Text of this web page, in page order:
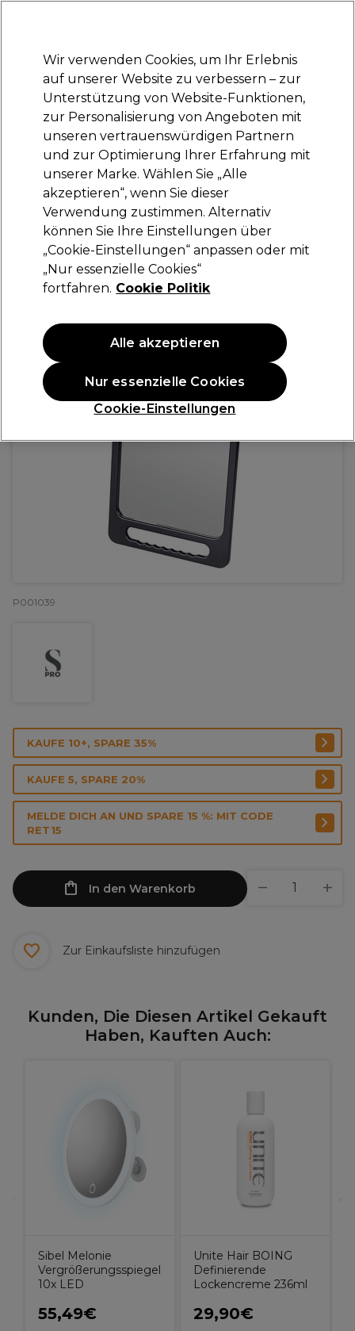
Anmelden
Marken Deals Haare Elektrogeräte Saloneinrichtung
Lieferung und Lieferzeiten
– mehr erfahren
S-PRO Spiegel Duo
0
18,65 €
P001039
KAUFE 10+, SPARE 35%
KAUFE 5, SPARE 20%
MELDE DICH AN UND SPARE 15 %: MIT CODE
RET15
In den Warenkorb
Zur Einkaufsliste hinzufügen
Kunden, Die Diesen Artikel Gekauft
Haben, Kauften Auch:
Sibel Melonie
Vergrößerungsspiegel
10x LED
55,49€
Unite Hair BOING
Definierende
Lockencreme 236ml
29,90€
Wir verwenden Cookies, um Ihr Erlebnis
auf unserer Website zu verbessern – zur
Unterstützung von Website-Funktionen,
zur Personalisierung von Angeboten mit
unseren vertrauenswürdigen Partnern
und zur Optimierung Ihrer Erfahrung mit
unserer Marke. Wählen Sie „Alle
akzeptieren“, wenn Sie dieser
Verwendung zustimmen. Alternativ
können Sie Ihre Einstellungen über
„Cookie-Einstellungen“ anpassen oder mit
„Nur essenzielle Cookies“
fortfahren. Cookie Politik
Cookie-Einstellungen
Nur essenzielle Cookies
Alle akzeptieren